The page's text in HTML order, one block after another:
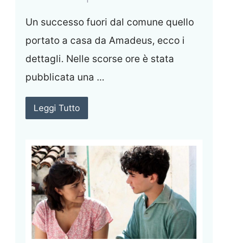
Un successo fuori dal comune quello
portato a casa da Amadeus, ecco i
dettagli. Nelle scorse ore è stata
pubblicata una ...
Leggi Tutto